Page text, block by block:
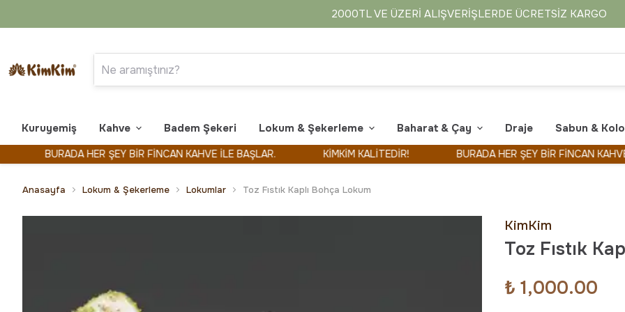
2000TL VE ÜZERI ALIŞVERIŞLERDE ÜCRETSIZ KARGO
Kuruyemiş Kahve Badem Şekeri Lokum & Şekerleme Baharat & Çay Draje Sabun &
BURADA HER ŞEY BİR FİNCAN KAHVE İLE BAŞLAR. KİMKİM KALİTEDİR! BURADA HER ŞEY BİR FİNCAN KAHVE İLE
Anasayfa Lokum & Şekerleme Lokumlar Toz Fıstık Kaplı Bohça Lokum
KimKim
Toz Fıstık
₺ 1,000.00